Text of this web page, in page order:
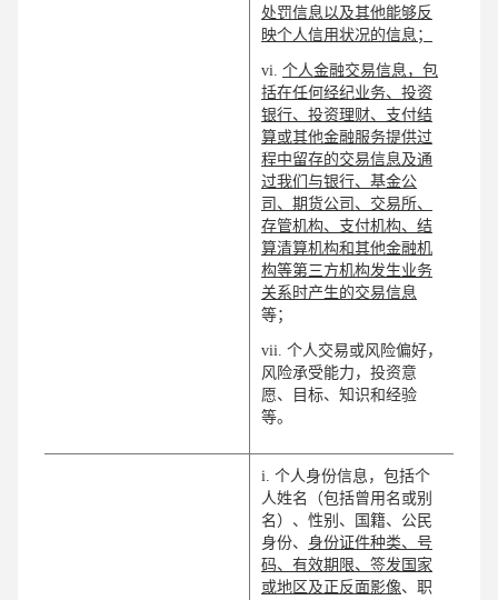
处罚信息以及其他能够反
映个人信用状况的信息；
vi. 个人金融交易信息，包
括在任何经纪业务、投资
银行、投资理财、支付结
算或其他金融服务提供过
程中留存的交易信息及通
过我们与银行、基金公
司、期货公司、交易所、
存管机构、支付机构、结
算清算机构和其他金融机
构等第三方机构发生业务
关系时产生的交易信息
等；
vii. 个人交易或风险偏好，
风险承受能力，投资意
愿、目标、知识和经验
等。
i. 个人身份信息，包括个
人姓名（包括曾用名或别
名）、性别、国籍、公民
身份、 身份证件种类、号
码、有效期限、签发国家
或地区及正反面影像、职